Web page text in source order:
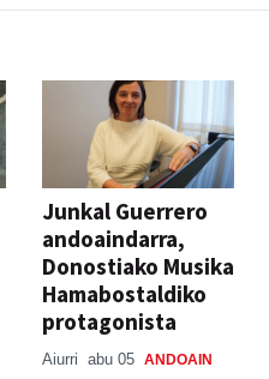
Junkal Guerrero
andoaindarra,
Donostiako Musika
Hamabostaldiko
protagonista
Aiurri abu 05 ANDOAIN